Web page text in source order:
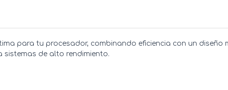
para tu procesador, combinando eficiencia con un diseño
de alto rendimiento.